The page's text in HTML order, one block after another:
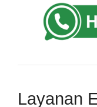
Layanan